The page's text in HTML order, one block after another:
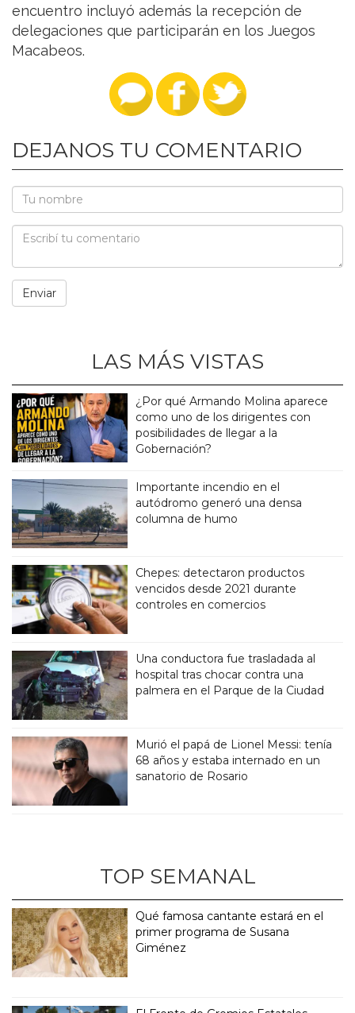
encuentro incluyó además la recepción de
delegaciones que participarán en los Juegos
Macabeos.
DEJANOS TU COMENTARIO
LAS MÁS VISTAS
¿Por qué Armando Molina aparece
como uno de los dirigentes con
posibilidades de llegar a la
Gobernación?
Importante incendio en el
autódromo generó una densa
columna de humo
Chepes: detectaron productos
vencidos desde 2021 durante
controles en comercios
Una conductora fue trasladada al
hospital tras chocar contra una
palmera en el Parque de la Ciudad
Murió el papá de Lionel Messi: tenía
68 años y estaba internado en un
sanatorio de Rosario
TOP SEMANAL
Qué famosa cantante estará en el
primer programa de Susana
Giménez